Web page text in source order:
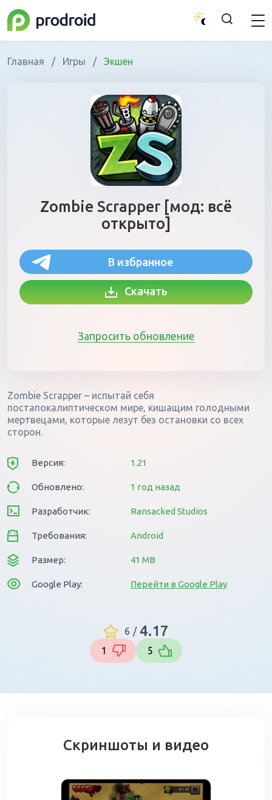
Главная / Игры / Экшен
Zombie Scrapper [мод: всё
открыто]
В избранное
Скачать
Запросить обновление
Zombie Scrapper – испытай себя
постапокалиптическом мире, кишащим голодными
мертвецами, которые лезут без остановки со всех
сторон.
Версия: 1.21
Обновлено: 1 год назад
Разработчик: Ransacked Studios
Требования: Android
Размер: 41 MB
Google Play: Перейти в Google Play
6 / 4.17
1 5
Скриншоты и видео